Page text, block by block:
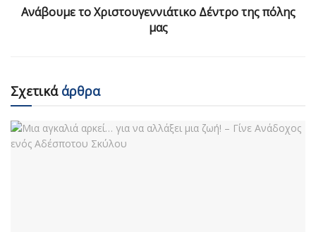
Ανάβουμε το Χριστουγεννιάτικο Δέντρο της πόλης
μας
Σχετικάάρθρα